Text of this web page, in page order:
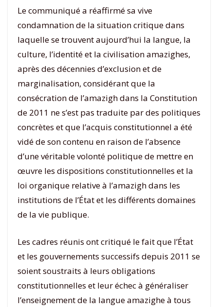
Le communiqué a réaffirmé sa vive
condamnation de la situation critique dans
laquelle se trouvent aujourd’hui la langue, la
culture, l’identité et la civilisation amazighes,
après des décennies d’exclusion et de
marginalisation, considérant que la
consécration de l’amazigh dans la Constitution
de 2011 ne s’est pas traduite par des politiques
concrètes et que l’acquis constitutionnel a été
vidé de son contenu en raison de l’absence
d’une véritable volonté politique de mettre en
œuvre les dispositions constitutionnelles et la
loi organique relative à l’amazigh dans les
institutions de l’État et les différents domaines
de la vie publique.
Les cadres réunis ont critiqué le fait que l’État
et les gouvernements successifs depuis 2011 se
soient soustraits à leurs obligations
constitutionnelles et leur échec à généraliser
l’enseignement de la langue amazighe à tous